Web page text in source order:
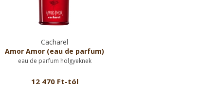
Cacharel
Amor Amor (eau de parfum)
eau de parfum hölgyeknek
12 470 Ft-tól